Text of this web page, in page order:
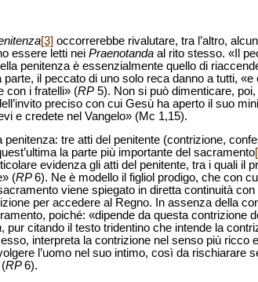
[3] occorrerebbe rivalutare, tra l’altro,
essere letti nei Praenotanda al rito stesso. «Il
penitenza è essenzialmente quello di
parte, il peccato di uno solo reca danno a tutti,
con i fratelli» (RP 5). Non si può dimenticare, poi,
preciso con cui Gesù ha aperto il suo
e credete nel Vangelo» (Mc 1,15).
penitenza: tre atti del penitente (contrizione,
la parte più importante del sacramento
evidenza gli atti del penitente, tra i quali il
(RP6). Ne è modello il figliol prodigo, che con
viene spiegato in diretta continuità con
per accedere al Regno. In assenza della
poiché: «dipende da questa contrizione
, pur citando il testo tridentino che intende la
interpreta la contrizione nel senso più ricco
l’uomo nel suo intimo, così da rischiarare
RP6).